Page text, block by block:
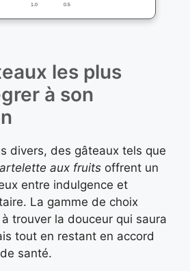
1.0 0.5
les plus
à son
divers, des gâteaux tels que
aux fruits offrent un
entre indulgence et
La gamme de choix
trouver la douceur qui saura
tout en restant en accord
santé.